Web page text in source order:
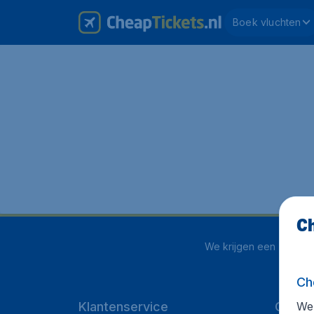
Boek vluchten
We krijgen een
Klantenservice